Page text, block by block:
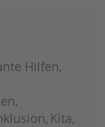
Hilfen
Kita